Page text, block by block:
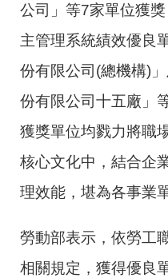
公司」等7家單位獲
主管理系統績效優良
份有限公司(總機構)
份有限公司十五廠」
獲獎單位均戮力將職
核心文化中，結合企
理效能，堪為各事業
勞動部表示，依勞工
相關規定，獲得優良